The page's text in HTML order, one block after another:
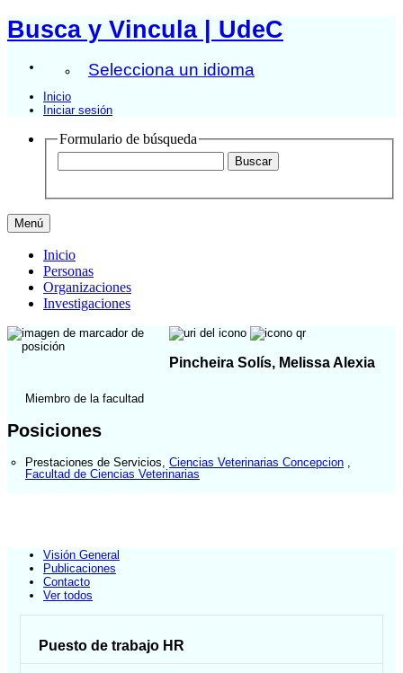
Busca y Vincula | UdeC
Selecciona un idioma
Inicio
Iniciar sesión
Formulario de búsqueda
Menú
Inicio
Personas
Organizaciones
Investigaciones
Pincheira Solís, Melissa Alexia
Miembro de la facultad
Posiciones
Prestaciones de Servicios Ciencias Veterinarias Concepcion
Facultad de Ciencias Veterinarias
Visión General
Publicaciones
Contacto
Ver todos
Puesto de trabajo HR